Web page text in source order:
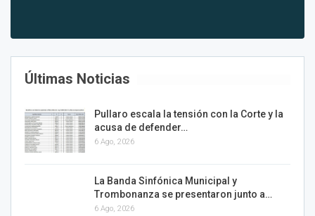
Últimas Noticias
Pullaro escala la tensión con la Corte y la
acusa de defender…
6 Ago, 2026
La Banda Sinfónica Municipal y
Trombonanza se presentaron junto a…
6 Ago, 2026